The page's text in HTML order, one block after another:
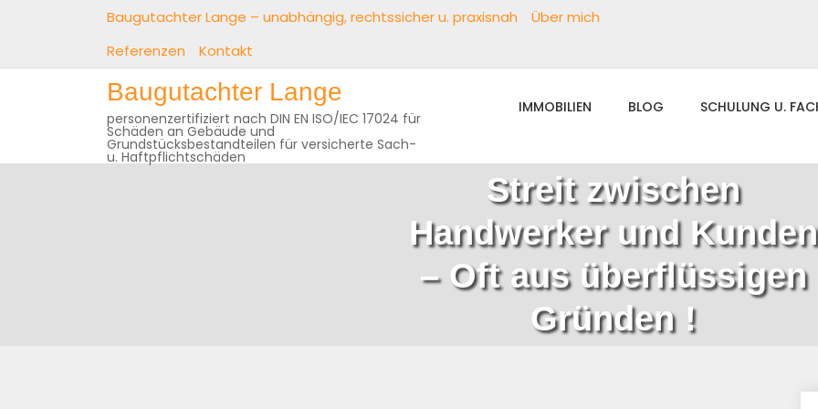
Baugutachter Lange – unabhängig, rechtssicher u. praxisnah
Über mich
Referenzen
Kontakt
Baugutachter Lange
personenzertifiziert nach DIN EN ISO/IEC 17024 für
Schäden an Gebäude und
Grundstücksbestandteilen für versicherte Sach-
u. Haftpflichtschäden
IMMOBILIEN BLOG SCHULUNG U.
Streit zwischen
Handwerker und Kunden
– Oft aus überflüssigen
Gründen !